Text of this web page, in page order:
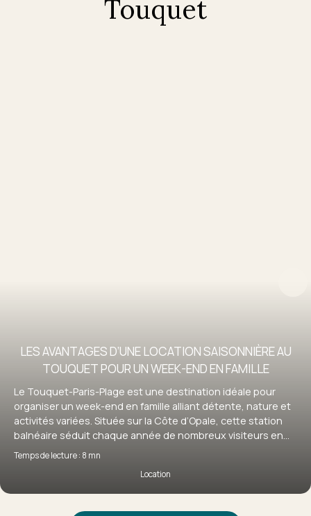
Touquet
LES AVANTAGES D’UNE LOCATION SAISONNIÈRE AU
TOUQUET POUR UN WEEK-END EN FAMILLE
Le Touquet-Paris-Plage est une destination idéale pour
organiser un week-end en famille alliant détente, nature et
activités variées. Située sur la Côte d’Opale, cette station
balnéaire séduit chaque année de nombreux visiteurs en
quête d’évasion. Pour profiter pleinement de votre séjour, la
location saisonnière au Touquet s’impose comme une
solution particulièrement adaptée, offrant confort,
flexibilité et autonomie. Découvrez pourquoi louer un bien
au Touquet est le choix idéal pour un week-end en famille
Temps de lecture : 8 mn
Location